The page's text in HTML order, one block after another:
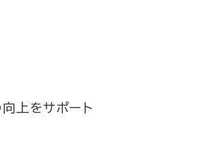
上をサポート